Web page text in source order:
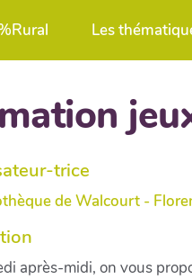
Les
trice
de Walcourt -
après-midi, on vous